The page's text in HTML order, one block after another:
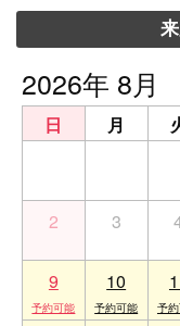
2026年 8月
日 月
2 3
9 10